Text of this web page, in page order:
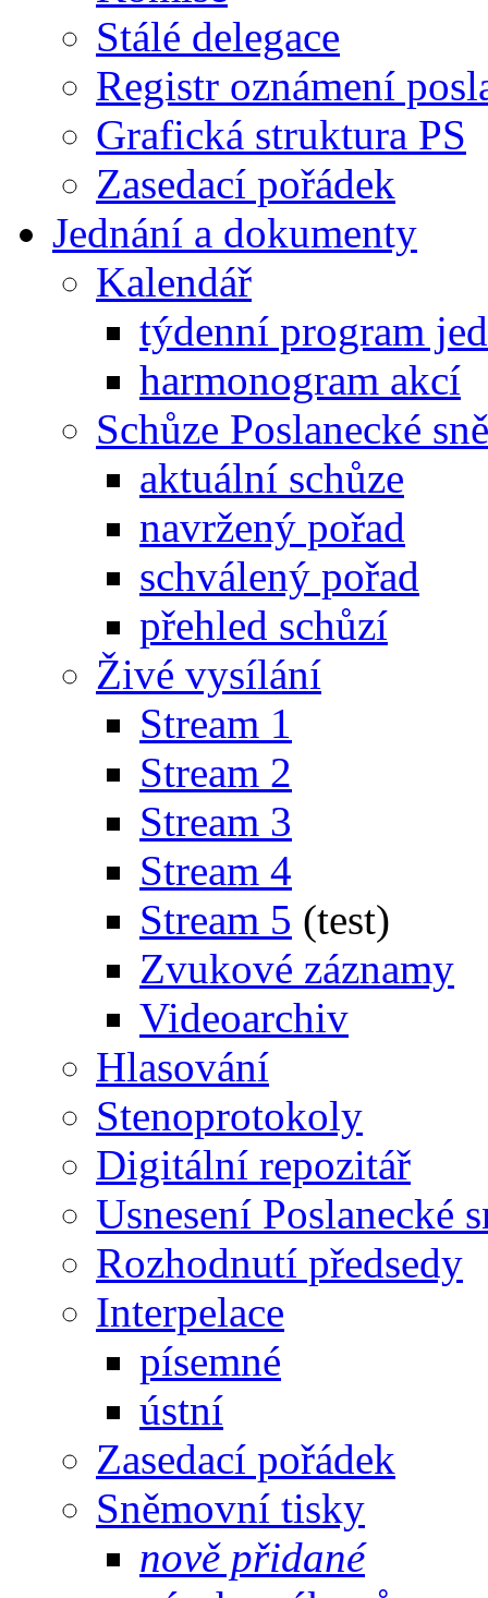
Stálé delegace
Registr oznámení
Grafická struktura PS
Zasedací pořádek
Jednání a dokumenty
Kalendář
týdenní program
harmonogram akcí
Schůze Poslanecké
aktuální schůze
navržený pořad
schválený pořad
přehled schůzí
Živé vysílání
Stream 1
Stream 2
Stream 3
Stream 4
Stream 5 (test)
Zvukové záznamy
Videoarchiv
Hlasování
Stenoprotokoly
Digitální repozitář
Usnesení Poslanecké
Rozhodnutí předsedy
Interpelace
písemné
ústní
Zasedací pořádek
Sněmovní tisky
nově přidané